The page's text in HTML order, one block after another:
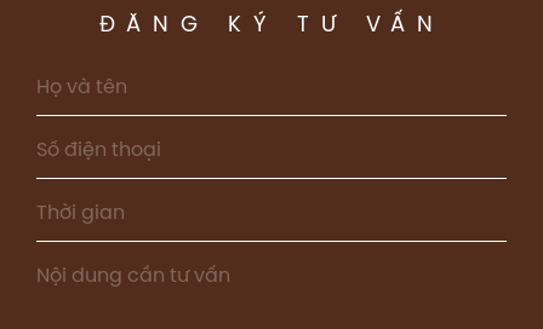
ĐĂNG KÝ TƯ VẤN